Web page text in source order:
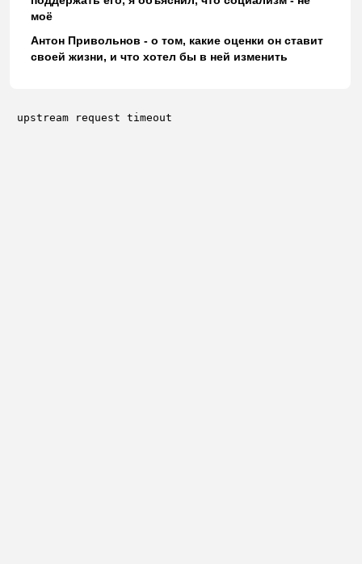
моё
Антон Привольнов - о том, какие оценки он ставит
своей жизни, и что хотел бы в ней изменить